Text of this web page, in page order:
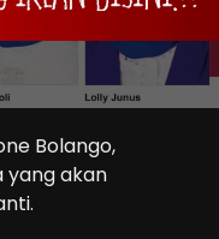
Bolango,
akan